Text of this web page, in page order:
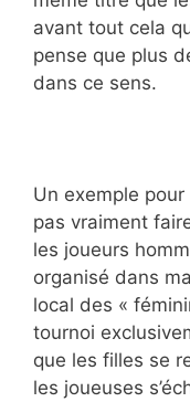
avant tout cela
pense que plus
dans ce sens.
Un exemple
pas vraiment
les joueurs
organisé dans
local des «
tournoi
que les filles se
les joueuses